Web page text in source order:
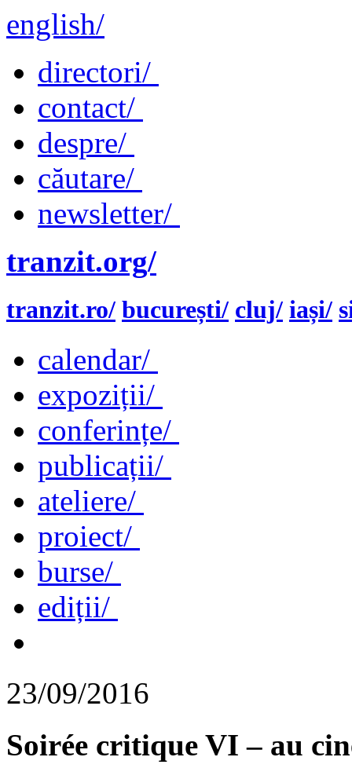
english/
directori/
contact/
despre/
căutare/
newsletter/
tranzit.org/
tranzit.ro/ bucurești/ cluj/ iași/
calendar/
expoziții/
conferințe/
publicații/
ateliere/
proiect/
burse/
ediții/
23/09/2016
Soirée critique VI – au